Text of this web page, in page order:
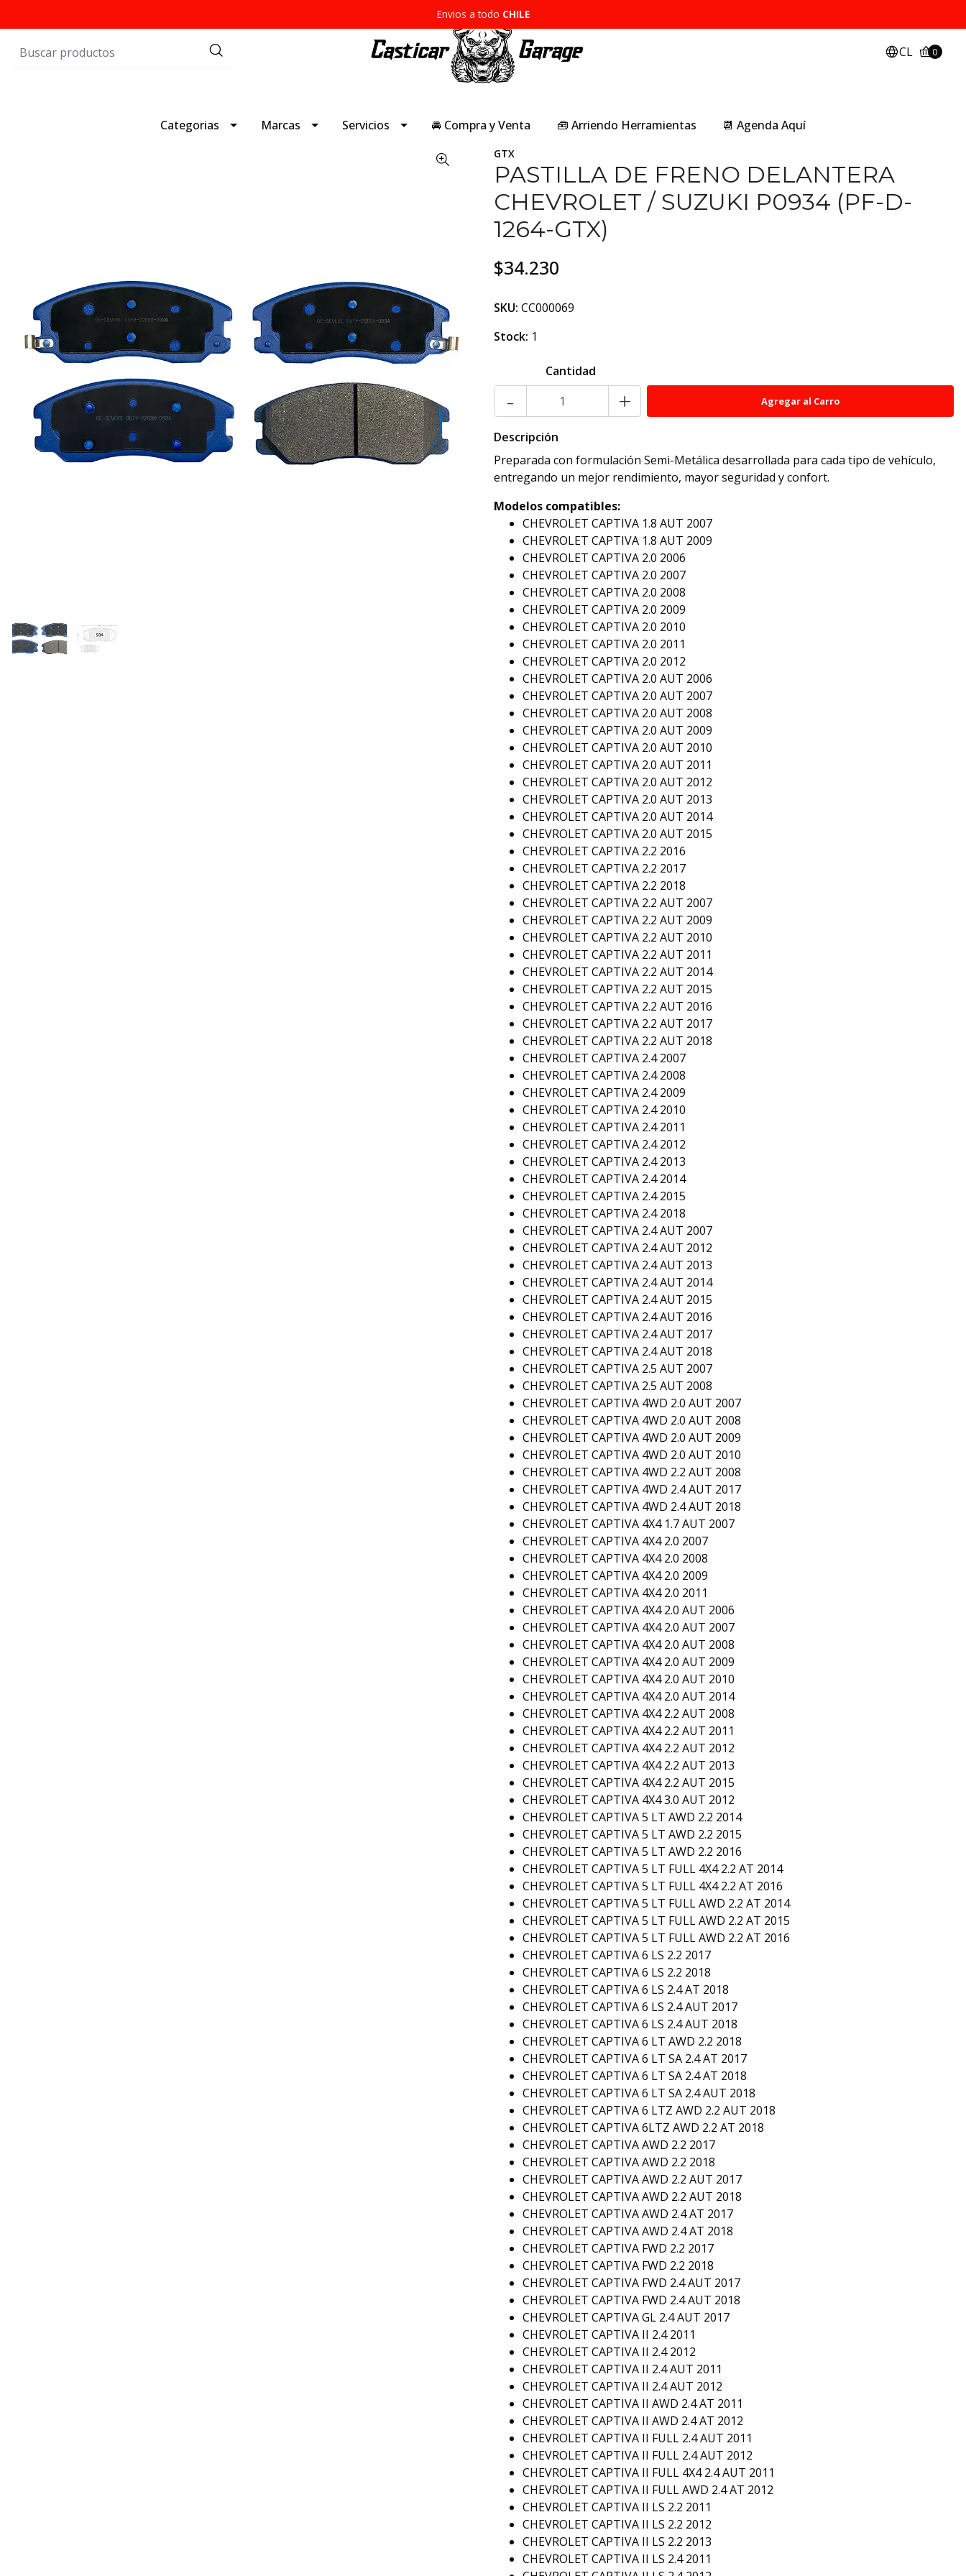
Envios a todo CHILE
CL 0
Categorias Marcas Servicios 🚘 Compra y Venta 🧰 Arriendo Herramientas 📆 Agenda Aquí
GTX
PASTILLA DE FRENO DELANTERA
CHEVROLET / SUZUKI P0934 (PF-D-
1264-GTX)
$34.230
SKU: CC000069
Stock: 1
Cantidad
- +
Descripción
Preparada con formulación Semi-Metálica desarrollada para cada tipo de vehículo,
entregando un mejor rendimiento, mayor seguridad y confort.
Modelos compatibles:
CHEVROLET CAPTIVA 1.8 AUT 2007
CHEVROLET CAPTIVA 1.8 AUT 2009
CHEVROLET CAPTIVA 2.0 2006
CHEVROLET CAPTIVA 2.0 2007
CHEVROLET CAPTIVA 2.0 2008
CHEVROLET CAPTIVA 2.0 2009
CHEVROLET CAPTIVA 2.0 2010
CHEVROLET CAPTIVA 2.0 2011
CHEVROLET CAPTIVA 2.0 2012
CHEVROLET CAPTIVA 2.0 AUT 2006
CHEVROLET CAPTIVA 2.0 AUT 2007
CHEVROLET CAPTIVA 2.0 AUT 2008
CHEVROLET CAPTIVA 2.0 AUT 2009
CHEVROLET CAPTIVA 2.0 AUT 2010
CHEVROLET CAPTIVA 2.0 AUT 2011
CHEVROLET CAPTIVA 2.0 AUT 2012
CHEVROLET CAPTIVA 2.0 AUT 2013
CHEVROLET CAPTIVA 2.0 AUT 2014
CHEVROLET CAPTIVA 2.0 AUT 2015
CHEVROLET CAPTIVA 2.2 2016
CHEVROLET CAPTIVA 2.2 2017
CHEVROLET CAPTIVA 2.2 2018
CHEVROLET CAPTIVA 2.2 AUT 2007
CHEVROLET CAPTIVA 2.2 AUT 2009
CHEVROLET CAPTIVA 2.2 AUT 2010
CHEVROLET CAPTIVA 2.2 AUT 2011
CHEVROLET CAPTIVA 2.2 AUT 2014
CHEVROLET CAPTIVA 2.2 AUT 2015
CHEVROLET CAPTIVA 2.2 AUT 2016
CHEVROLET CAPTIVA 2.2 AUT 2017
CHEVROLET CAPTIVA 2.2 AUT 2018
CHEVROLET CAPTIVA 2.4 2007
CHEVROLET CAPTIVA 2.4 2008
CHEVROLET CAPTIVA 2.4 2009
CHEVROLET CAPTIVA 2.4 2010
CHEVROLET CAPTIVA 2.4 2011
CHEVROLET CAPTIVA 2.4 2012
CHEVROLET CAPTIVA 2.4 2013
CHEVROLET CAPTIVA 2.4 2014
CHEVROLET CAPTIVA 2.4 2015
CHEVROLET CAPTIVA 2.4 2018
CHEVROLET CAPTIVA 2.4 AUT 2007
CHEVROLET CAPTIVA 2.4 AUT 2012
CHEVROLET CAPTIVA 2.4 AUT 2013
CHEVROLET CAPTIVA 2.4 AUT 2014
CHEVROLET CAPTIVA 2.4 AUT 2015
CHEVROLET CAPTIVA 2.4 AUT 2016
CHEVROLET CAPTIVA 2.4 AUT 2017
CHEVROLET CAPTIVA 2.4 AUT 2018
CHEVROLET CAPTIVA 2.5 AUT 2007
CHEVROLET CAPTIVA 2.5 AUT 2008
CHEVROLET CAPTIVA 4WD 2.0 AUT 2007
CHEVROLET CAPTIVA 4WD 2.0 AUT 2008
CHEVROLET CAPTIVA 4WD 2.0 AUT 2009
CHEVROLET CAPTIVA 4WD 2.0 AUT 2010
CHEVROLET CAPTIVA 4WD 2.2 AUT 2008
CHEVROLET CAPTIVA 4WD 2.4 AUT 2017
CHEVROLET CAPTIVA 4WD 2.4 AUT 2018
CHEVROLET CAPTIVA 4X4 1.7 AUT 2007
CHEVROLET CAPTIVA 4X4 2.0 2007
CHEVROLET CAPTIVA 4X4 2.0 2008
CHEVROLET CAPTIVA 4X4 2.0 2009
CHEVROLET CAPTIVA 4X4 2.0 2011
CHEVROLET CAPTIVA 4X4 2.0 AUT 2006
CHEVROLET CAPTIVA 4X4 2.0 AUT 2007
CHEVROLET CAPTIVA 4X4 2.0 AUT 2008
CHEVROLET CAPTIVA 4X4 2.0 AUT 2009
CHEVROLET CAPTIVA 4X4 2.0 AUT 2010
CHEVROLET CAPTIVA 4X4 2.0 AUT 2014
CHEVROLET CAPTIVA 4X4 2.2 AUT 2008
CHEVROLET CAPTIVA 4X4 2.2 AUT 2011
CHEVROLET CAPTIVA 4X4 2.2 AUT 2012
CHEVROLET CAPTIVA 4X4 2.2 AUT 2013
CHEVROLET CAPTIVA 4X4 2.2 AUT 2015
CHEVROLET CAPTIVA 4X4 3.0 AUT 2012
CHEVROLET CAPTIVA 5 LT AWD 2.2 2014
CHEVROLET CAPTIVA 5 LT AWD 2.2 2015
CHEVROLET CAPTIVA 5 LT AWD 2.2 2016
CHEVROLET CAPTIVA 5 LT FULL 4X4 2.2 AT 2014
CHEVROLET CAPTIVA 5 LT FULL 4X4 2.2 AT 2016
CHEVROLET CAPTIVA 5 LT FULL AWD 2.2 AT 2014
CHEVROLET CAPTIVA 5 LT FULL AWD 2.2 AT 2015
CHEVROLET CAPTIVA 5 LT FULL AWD 2.2 AT 2016
CHEVROLET CAPTIVA 6 LS 2.2 2017
CHEVROLET CAPTIVA 6 LS 2.2 2018
CHEVROLET CAPTIVA 6 LS 2.4 AT 2018
CHEVROLET CAPTIVA 6 LS 2.4 AUT 2017
CHEVROLET CAPTIVA 6 LS 2.4 AUT 2018
CHEVROLET CAPTIVA 6 LT AWD 2.2 2018
CHEVROLET CAPTIVA 6 LT SA 2.4 AT 2017
CHEVROLET CAPTIVA 6 LT SA 2.4 AT 2018
CHEVROLET CAPTIVA 6 LT SA 2.4 AUT 2018
CHEVROLET CAPTIVA 6 LTZ AWD 2.2 AUT 2018
CHEVROLET CAPTIVA 6LTZ AWD 2.2 AT 2018
CHEVROLET CAPTIVA AWD 2.2 2017
CHEVROLET CAPTIVA AWD 2.2 2018
CHEVROLET CAPTIVA AWD 2.2 AUT 2017
CHEVROLET CAPTIVA AWD 2.2 AUT 2018
CHEVROLET CAPTIVA AWD 2.4 AT 2017
CHEVROLET CAPTIVA AWD 2.4 AT 2018
CHEVROLET CAPTIVA FWD 2.2 2017
CHEVROLET CAPTIVA FWD 2.2 2018
CHEVROLET CAPTIVA FWD 2.4 AUT 2017
CHEVROLET CAPTIVA FWD 2.4 AUT 2018
CHEVROLET CAPTIVA GL 2.4 AUT 2017
CHEVROLET CAPTIVA II 2.4 2011
CHEVROLET CAPTIVA II 2.4 2012
CHEVROLET CAPTIVA II 2.4 AUT 2011
CHEVROLET CAPTIVA II 2.4 AUT 2012
CHEVROLET CAPTIVA II AWD 2.4 AT 2011
CHEVROLET CAPTIVA II AWD 2.4 AT 2012
CHEVROLET CAPTIVA II FULL 2.4 AUT 2011
CHEVROLET CAPTIVA II FULL 2.4 AUT 2012
CHEVROLET CAPTIVA II FULL 4X4 2.4 AUT 2011
CHEVROLET CAPTIVA II FULL AWD 2.4 AT 2012
CHEVROLET CAPTIVA II LS 2.2 2011
CHEVROLET CAPTIVA II LS 2.2 2012
CHEVROLET CAPTIVA II LS 2.2 2013
CHEVROLET CAPTIVA II LS 2.4 2011